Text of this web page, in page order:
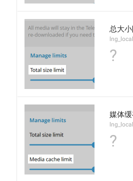
总大
?
媒体
?